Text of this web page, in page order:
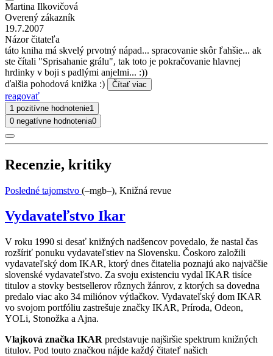
Martina Ilkovičová
Overený zákazník
19.7.2007
Názor čitateľa
táto kniha má skvelý prvotný nápad... spracovanie skôr ľahšie... ak
ste čítali "Sprisahanie grálu", tak toto je pokračovanie hlavnej
hrdinky v boji s padlými anjelmi... :))
ďalšia pohodová knižka :)
Čítať viac
reagovať
1 pozitívne hodnotenie1
0 negatívne hodnotenia0
Recenzie, kritiky
Posledné tajomstvo (–mgb–), Knižná revue
Vydavateľstvo Ikar
V roku 1990 si desať knižných nadšencov povedalo, že nastal čas
rozšíriť ponuku vydavateľstiev na Slovensku. Čoskoro založili
vydavateľský dom IKAR, ktorý dnes čitatelia poznajú ako najväčšie
slovenské vydavateľstvo. Za svoju existenciu vydal IKAR tisíce
titulov a stovky bestsellerov rôznych žánrov, z ktorých sa dovedna
predalo viac ako 34 miliónov výtlačkov. Vydavateľský dom IKAR
vo svojom portfóliu zastrešuje značky IKAR, Príroda, Odeon,
YOLi, Stonožka a Ajna.
Vlajková značka IKAR predstavuje najširšie spektrum knižných
titulov. Pod touto značkou nájde každý čitateľ našich